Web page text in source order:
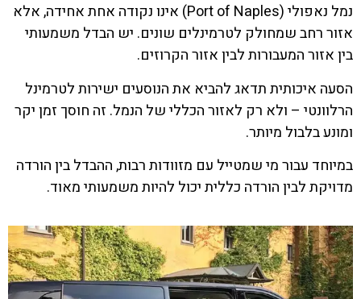
נמל נאפולי (Port of Naples) אינו נקודה אחת אחידה, אלא
אזור רחב שמחולק לטרמינלים שונים. יש הבדל משמעותי
בין אזור המעבורות לבין אזור הקרוזים.
הסעה איכותית תדאג להביא את הנוסעים ישירות לטרמינל
הרלוונטי – ולא רק לאזור הכללי של הנמל. זה חוסך זמן יקר
ומונע בלבול מיותר.
במיוחד עבור מי שמטייל עם מזוודות רבות, ההבדל בין הורדה
מדויקת לבין הורדה כללית יכול להיות משמעותי מאוד.